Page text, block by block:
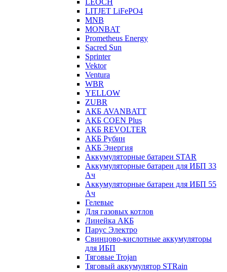
LEOCH
LITJET LiFePO4
MNB
MONBAT
Prometheus Energy
Sacred Sun
Sprinter
Vektor
Ventura
WBR
YELLOW
ZUBR
АКБ AVANBATT
АКБ COEN Plus
АКБ REVOLTER
АКБ Рубин
АКБ Энергия
Аккумуляторные батареи STAR
Аккумуляторные батареи для ИБП 33
Ач
Аккумуляторные батареи для ИБП 55
Ач
Гелевые
Для газовых котлов
Линейка АКБ
Парус Электро
Свинцово-кислотные аккумуляторы
для ИБП
Тяговые Trojan
Тяговый аккумулятор STRain